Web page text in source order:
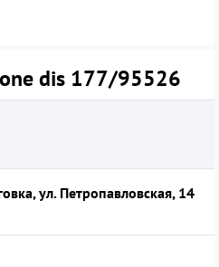
dis 177/95526
ул. Петропавловская, 14